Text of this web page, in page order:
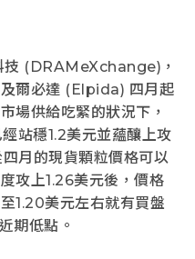
(DRAMeXchange)，
爾必達 (Elpida) 四月起
場供給吃緊的狀況下，
站穩1.2美元並蘊釀上攻
月的現貨顆粒價格可以
攻上1.26美元後，價格
1.20美元左右就有買盤
期低點。